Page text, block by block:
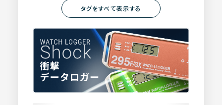
タグをすべて表示する